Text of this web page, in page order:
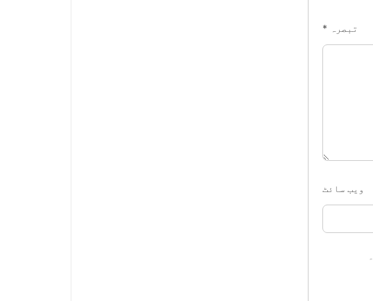
تبصرہ *
ویب‌ سائٹ